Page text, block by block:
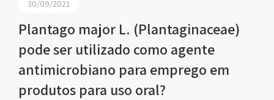
30/09/2021
Plantago major L. (Plantaginaceae)
pode ser utilizado como agente
antimicrobiano para emprego em
produtos para uso oral?